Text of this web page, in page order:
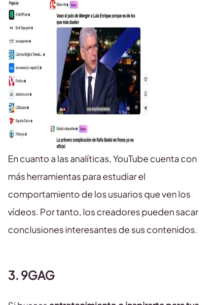
En cuanto a las analíticas, YouTube cuenta con
más herramientas para estudiar el
comportamiento de los usuarios que ven los
vídeos. Por tanto, los creadores pueden sacar
conclusiones interesantes de sus contenidos.
3. 9GAG